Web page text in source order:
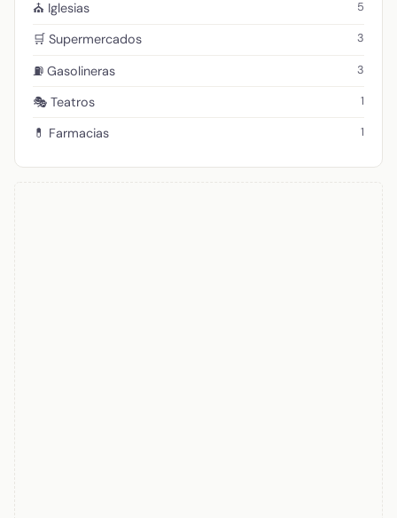
⛪ Iglesias 5
🛒 Supermercados 3
⛽ Gasolineras 3
🎭 Teatros 1
💊 Farmacias 1